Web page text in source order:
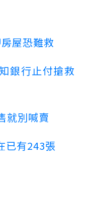
屋恐難救
銀行止付搶救
就別喊賣
已有243張